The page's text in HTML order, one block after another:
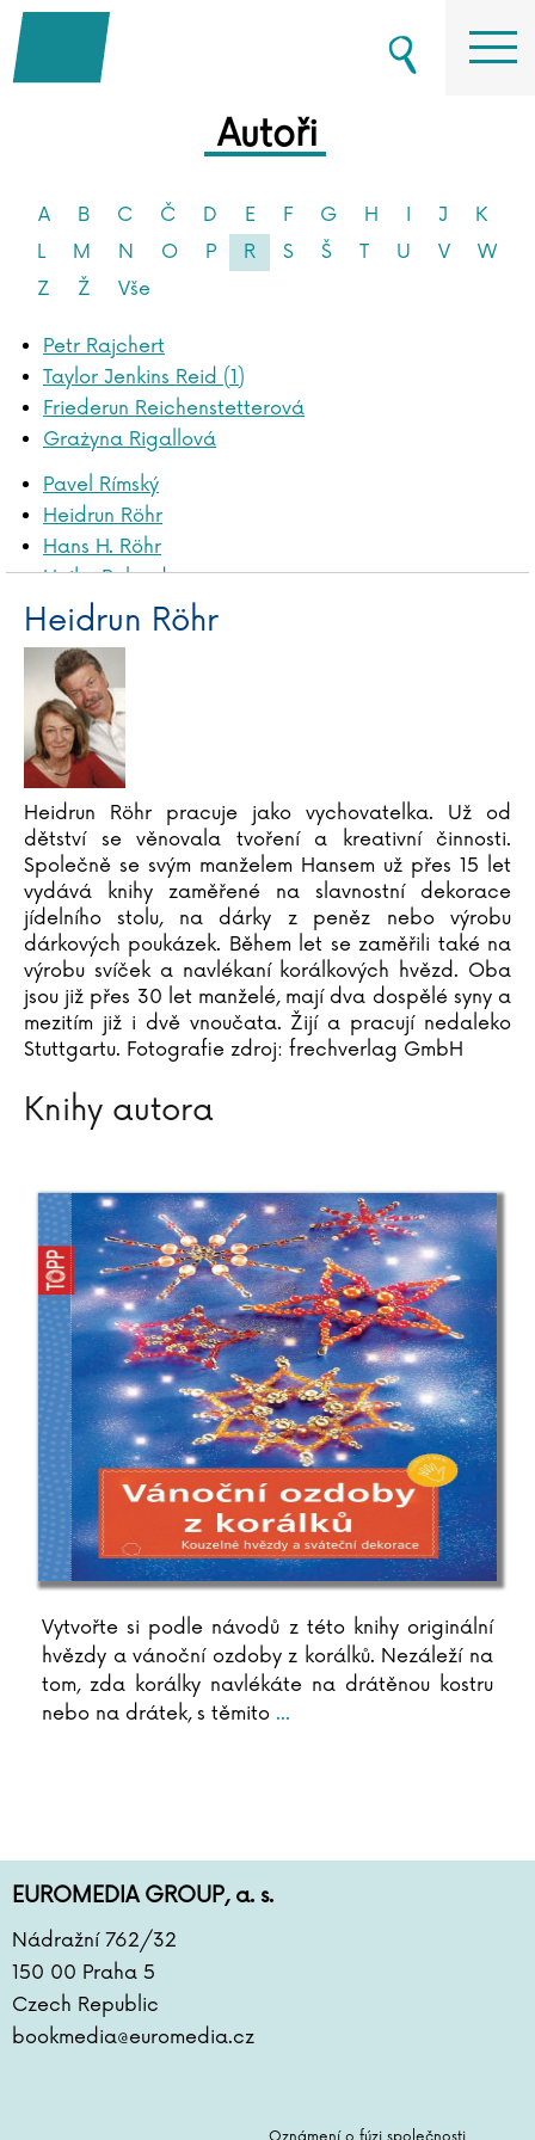
Autoři
A B C Č D E F G H I J
K
L
M N O P R S Š T U V
W
Z
Ž Vše
Petr Rajchert
Taylor Jenkins Reid (1)
Friederun Reichenstetterová
Grażyna Rigallová
Pavel Rímský
Heidrun Röhr
Hans H. Röhr
Heike Roland
James Rollins
Przemysław Rudź
Anna Ruheová
Matouš Ruml
Salman Rushdie
Alan Russel
Anthony Ryan
Katarzyna Ryrychová
Heidrun Röhr
Heidrun Röhr pracuje jako vychovatelka. Už od
dětství se věnovala tvoření a kreativní činnosti.
Společně se svým manželem Hansem už přes 15 let
vydává knihy zaměřené na slavnostní dekorace
jídelního stolu, na dárky z peněz nebo výrobu
dárkových poukázek. Během let se zaměřili také na
výrobu svíček a navlékaní korálkových hvězd. Oba
jsou již přes 30 let manželé, mají dva dospělé syny a
mezitím již i dvě vnoučata. Žijí a pracují nedaleko
Stuttgartu. Fotografie zdroj: frechverlag GmbH
Knihy autora
Vytvořte si podle návodů z této knihy originální
hvězdy a vánoční ozdoby z korálků. Nezáleží na
tom, zda korálky navlékáte na drátěnou kostru
nebo na drátek, s těmito ...
EUROMEDIA GROUP, a. s.
Nádražní 762/32
150 00 Praha 5
Czech Republic
bookmedia@euromedia.cz